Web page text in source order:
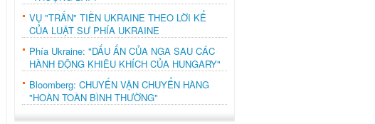
VỤ "TRẤN" TIỀN UKRAINE THEO LỜI KỂ
CỦA LUẬT SƯ PHÍA UKRAINE
Phía Ukraine: "DẤU ẤN CỦA NGA SAU CÁC
HÀNH ĐỘNG KHIÊU KHÍCH CỦA HUNGARY"
Bloomberg: CHUYẾN VẬN CHUYỂN HÀNG
"HOÀN TOÀN BÌNH THƯỜNG"